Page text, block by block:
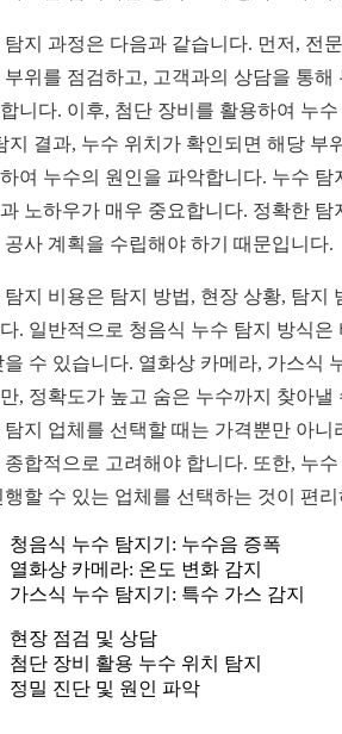
탐지 과정은 다음과 같습니다. 먼저, 전
부위를 점검하고, 고객과의 상담을 통해
니다. 이후, 첨단 장비를 활용하여 누
지 결과, 누수 위치가 확인되면 해당 부
여 누수의 원인을 파악합니다. 누수
노하우가 매우 중요합니다. 정확한
공사 계획을 수립해야 하기 때문입니다.
탐지 비용은 탐지 방법, 현장 상황, 탐지
. 일반적으로 청음식 누수 탐지 방식
을 수 있습니다. 열화상 카메라, 가스식
, 정확도가 높고 숨은 누수까지 찾아낼
탐지 업체를 선택할 때는 가격뿐만 아니
종합적으로 고려해야 합니다. 또한, 누
행할 수 있는 업체를 선택하는 것이 편
청음식 누수 탐지기: 누수음 증폭
열화상 카메라: 온도 변화 감지
가스식 누수 탐지기: 특수 가스 감지
현장 점검 및 상담
첨단 장비 활용 누수 위치 탐지
정밀 진단 및 원인 파악